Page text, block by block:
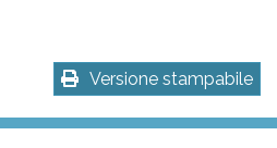
Versione stampabile